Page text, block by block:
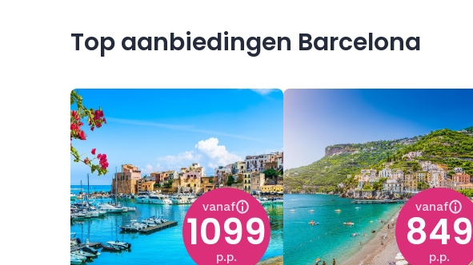
Top aanbiedingen Barcelona
vanaf
1099
p.p.
vanaf
849
p.p.